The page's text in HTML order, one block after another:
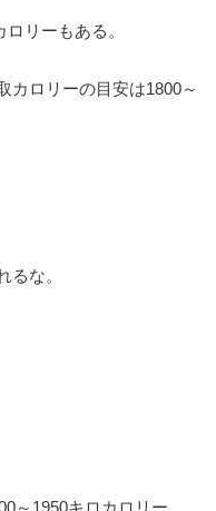
ロリーもある。
カロリーの目安は1800～
るな。
～1950キロカロリー、